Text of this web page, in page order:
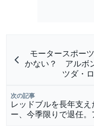
モータースポー
かない？ アルボ
ツダ・
次の記事
レッドブルを長年支
ー、今季限りで退任